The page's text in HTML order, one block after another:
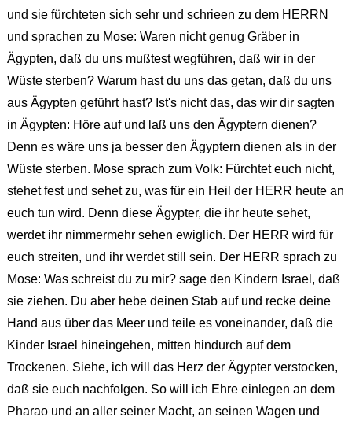
und sie fürchteten sich sehr und schrieen zu dem HERRN
und sprachen zu Mose: Waren nicht genug Gräber in
Ägypten, daß du uns mußtest wegführen, daß wir in der
Wüste sterben? Warum hast du uns das getan, daß du uns
aus Ägypten geführt hast? Ist's nicht das, das wir dir sagten
in Ägypten: Höre auf und laß uns den Ägyptern dienen?
Denn es wäre uns ja besser den Ägyptern dienen als in der
Wüste sterben. Mose sprach zum Volk: Fürchtet euch nicht,
stehet fest und sehet zu, was für ein Heil der HERR heute an
euch tun wird. Denn diese Ägypter, die ihr heute sehet,
werdet ihr nimmermehr sehen ewiglich. Der HERR wird für
euch streiten, und ihr werdet still sein. Der HERR sprach zu
Mose: Was schreist du zu mir? sage den Kindern Israel, daß
sie ziehen. Du aber hebe deinen Stab auf und recke deine
Hand aus über das Meer und teile es voneinander, daß die
Kinder Israel hineingehen, mitten hindurch auf dem
Trockenen. Siehe, ich will das Herz der Ägypter verstocken,
daß sie euch nachfolgen. So will ich Ehre einlegen an dem
Pharao und an aller seiner Macht, an seinen Wagen und